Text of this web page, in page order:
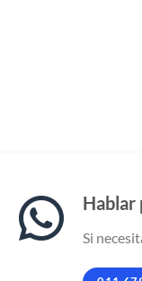
Hablar
Si